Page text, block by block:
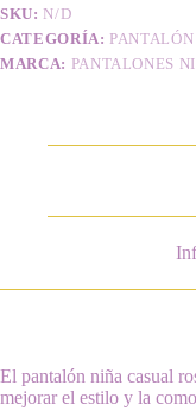
SKU: N/D
CATEGORÍA:
MARCA: PANTALONES
El pantalón niña casual
mejorar el estilo y la